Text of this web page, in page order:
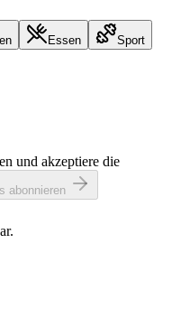
Essen Sport
und akzeptiere die
abonnieren